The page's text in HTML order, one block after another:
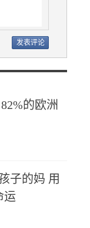
的欧洲
子的妈 用
运